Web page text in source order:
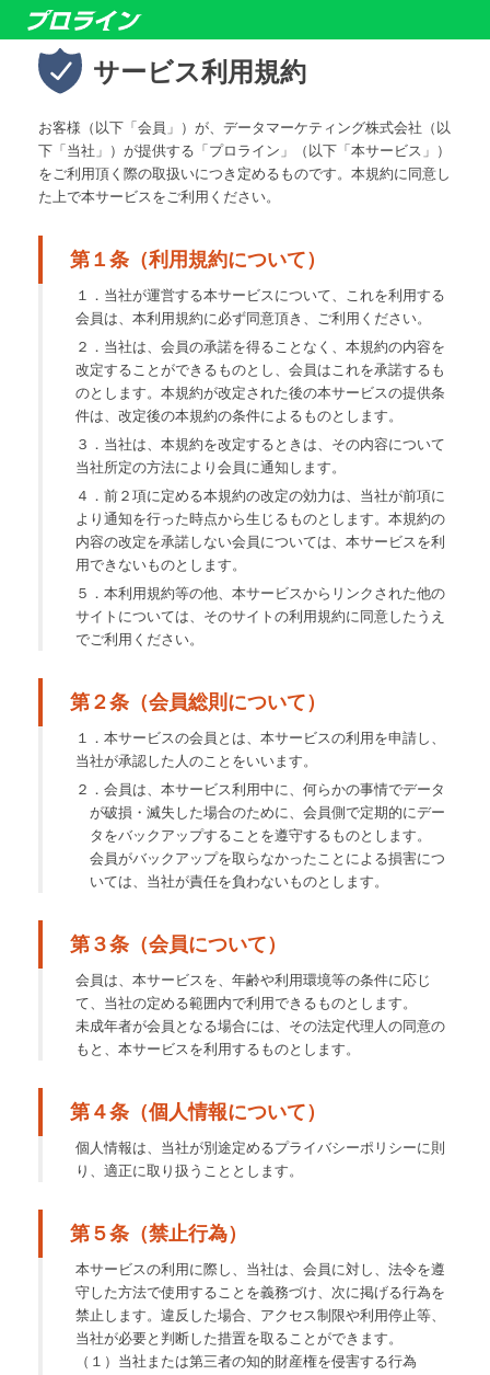
サービス利用規約
お客様（以下「会員」）が、データマーケティング株式会社（以
下「当社」）が提供する「プロライン」（以下「本サービス」）
をご利用頂く際の取扱いにつき定めるものです。本規約に同意し
た上で本サービスをご利用ください。
第１条（利用規約について）
１．当社が運営する本サービスについて、これを利用する
会員は、本利用規約に必ず同意頂き、ご利用ください。
２．当社は、会員の承諾を得ることなく、本規約の内容を
改定することができるものとし、会員はこれを承諾するも
のとします。本規約が改定された後の本サービスの提供条
件は、改定後の本規約の条件によるものとします。
３．当社は、本規約を改定するときは、その内容について
当社所定の方法により会員に通知します。
４．前２項に定める本規約の改定の効力は、当社が前項に
より通知を行った時点から生じるものとします。本規約の
内容の改定を承諾しない会員については、本サービスを利
用できないものとします。
５．本利用規約等の他、本サービスからリンクされた他の
サイトについては、そのサイトの利用規約に同意したうえ
でご利用ください。
第２条（会員総則について）
１．本サービスの会員とは、本サービスの利用を申請し、
当社が承認した人のことをいいます。
２．会員は、本サービス利用中に、何らかの事情でデータ
が破損・滅失した場合のために、会員側で定期的にデー
タをバックアップすることを遵守するものとします。
会員がバックアップを取らなかったことによる損害につ
いては、当社が責任を負わないものとします。
第３条（会員について）
会員は、本サービスを、年齢や利用環境等の条件に応じ
て、当社の定める範囲内で利用できるものとします。
未成年者が会員となる場合には、その法定代理人の同意の
もと、本サービスを利用するものとします。
第４条（個人情報について）
個人情報は、当社が別途定めるプライバシーポリシーに則
り、適正に取り扱うこととします。
第５条（禁止行為）
本サービスの利用に際し、当社は、会員に対し、法令を遵
守した方法で使用することを義務づけ、次に掲げる行為を
禁止します。違反した場合、アクセス制限や利用停止等、
当社が必要と判断した措置を取ることができます。
（１）当社または第三者の知的財産権を侵害する行為